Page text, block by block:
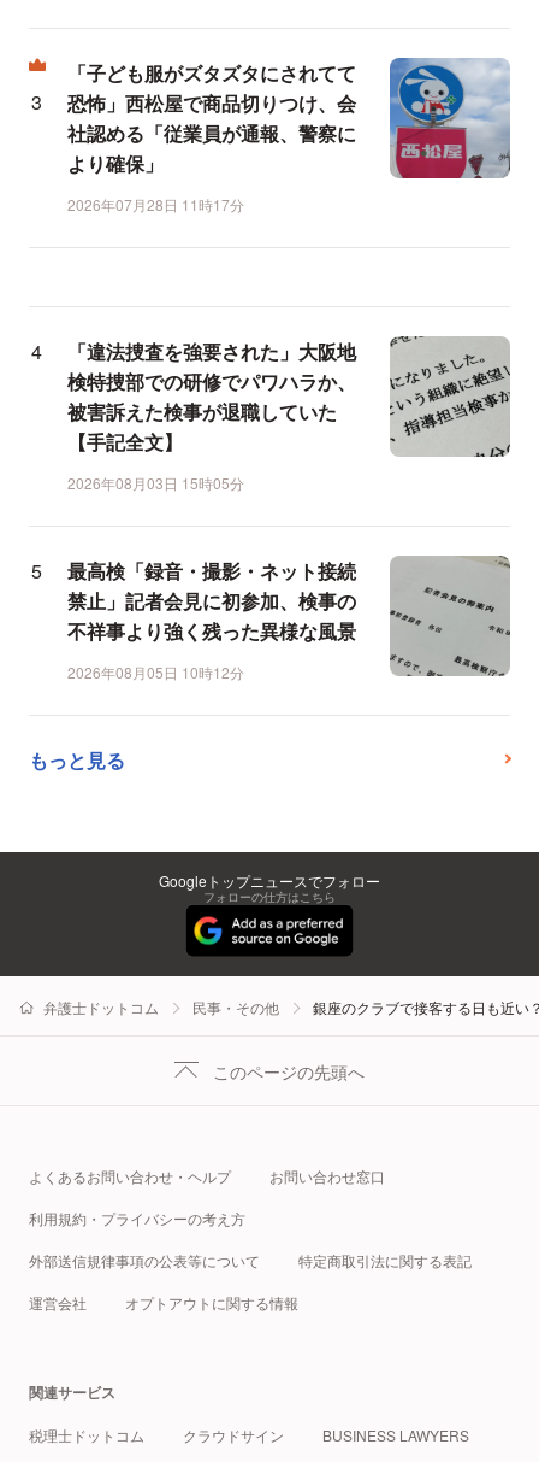
「子ども服がズタズタにされてて
恐怖」西松屋で商品切りつけ、会
社認める「従業員が通報、警察に
より確保」
2026年07月28日 11時17分
「違法捜査を強要された」大阪地
検特捜部での研修でパワハラか、
被害訴えた検事が退職していた
【手記全文】
2026年08月03日 15時05分
最高検「録音・撮影・ネット接続
禁止」記者会見に初参加、検事の
不祥事より強く残った異様な風景
2026年08月05日 10時12分
もっと見る
Googleトップニュースでフォロー
フォローの仕方はこちら
弁護士ドットコム 民事・その他 銀座のクラブで接客する日も近い
このページの先頭へ
よくあるお問い合わせ・ヘルプ お問い合わせ窓口
利用規約・プライバシーの考え方
外部送信規律事項の公表等について 特定商取引法に関する表記
運営会社 オプトアウトに関する情報
関連サービス
税理士ドットコム クラウドサイン BUSINESS LAWYERS